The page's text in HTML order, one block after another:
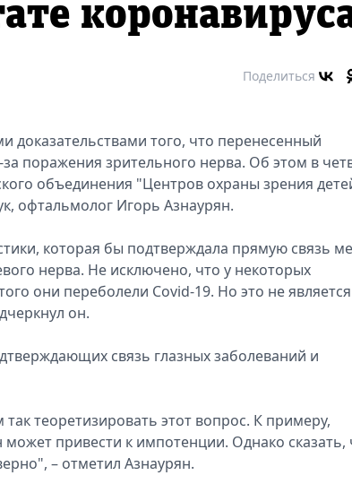
Поделиться
доказательствами того, что перенесенный
поражения зрительного нерва. Об этом в
объединения "Центров охраны зрения
офтальмолог Игорь Азнаурян.
которая бы подтверждала прямую связь
нерва. Не исключено, что у некоторых
они переболели Сovid-19. Но это не является
он.
связь глазных заболеваний и
теоретизировать этот вопрос. К примеру,
привести к импотенции. Однако сказать,
– отметил Азнаурян.